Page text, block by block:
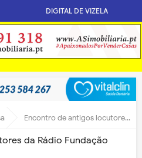
DIGITAL DE VIZELA
Encontro de antigos locutores da Rádio Fundação
da Rádio Fundação